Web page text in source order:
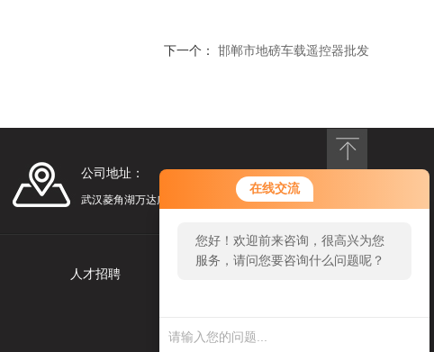
在线交流
您好！欢迎前来咨询，很高兴为您
服务，请问您要咨询什么问题呢？
您好，看您停留很久了，是否找到
了需求产品，您可以直接在线与我
下一个： 邯郸市地磅车载遥控器批发
公司地址：
武汉菱角湖万达广场
人才招聘